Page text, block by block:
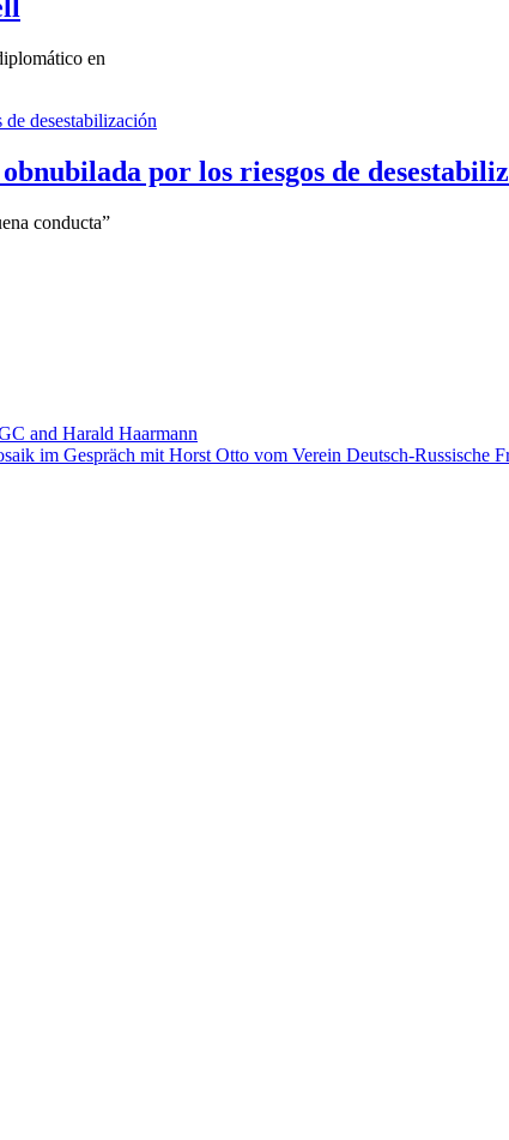
en
por los riesgos de
conducta”
and Harald Haarmann
im Gespräch mit Horst Otto vom Verein Deutsch-Russische